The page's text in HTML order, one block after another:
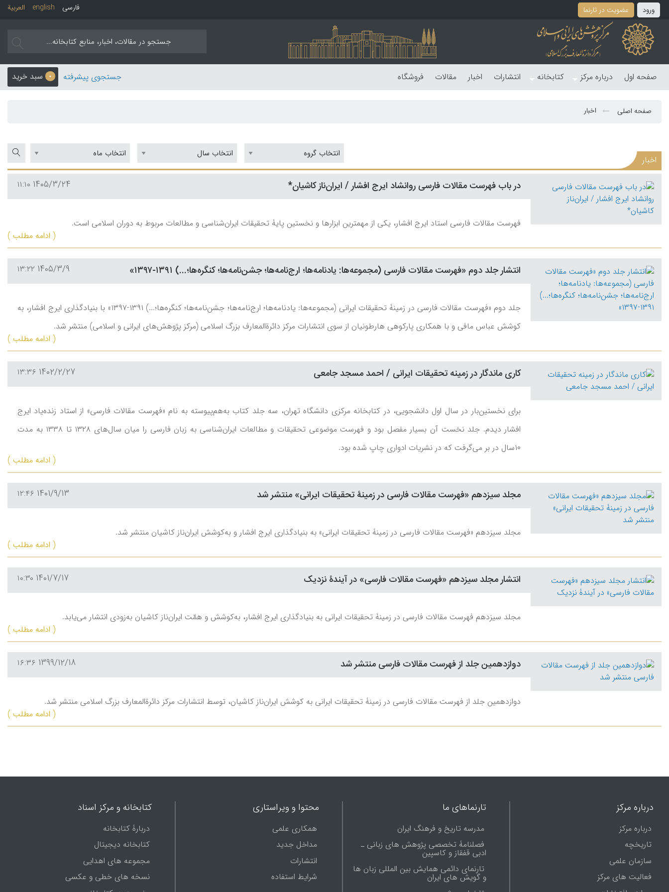
ورود عضویت در تارنما العربیة english فارسی
صفحه اول درباره مرکز کتابخانه انتشارات اخبار مقالات فروشگاه 0 سبد خرید جستجوی پیشرفته
صفحه اصلی اخبار
اخبار
در باب فهرست مقالات فارسی روانشاد ایرج افشار / ایران‌ناز کاشیان* 1405/3/24 ۱۱:۱۰
فهرست مقالات فارسی استاد ایرج افشار، یکی از مهمترین ابزارها و نخستین پایۀ تحقیقات ایران‌‎شناسی و مطالعات مربوط به دوران اسلامی است.
( ادامه مطلب )
انتشار جلد دوم «فهرست مقالات فارسی (مجموعه‌ها: یادنامه‌ها؛ ارج‌نامه‌ها؛ جشن‌نامه‌ها؛ کنگره‌ها؛...) ۱۳۹۱-۱۳۹۷» 1405/3/9 ۱۳:۲۲
جلد دوم «فهرست مقالات فارسی در زمینۀ تحقیقات ایرانی (مجموعه‌ها: یادنامه‌ها؛ ارج‌نامه‌ها؛ جشن‌نامه‌ها؛ کنگره‌ها؛...) ۱۳۹۱-۱۳۹۷» با بنیادگذاری ایرج افشار، به
کوشش عباس مافی و با همکاری پارکوهی هارطونیان از سوی انتشارات مرکز دائرة‌المعارف بزرگ اسلامی (مرکز پژوهش‌های ایرانی و اسلامی) منتشر ‌شد.
( ادامه مطلب )
کاری ماندگار در زمینه تحقیقات ایرانی / احمد مسجد جامعی 1402/2/27 ۱۳:۳۶
برای نخستین‌بار در سال اول دانشجویی، در کتابخانه مرکزی دانشگاه تهران، سه جلد کتاب به‌هم‌پیوسته به نام «فهرست مقالات فارسی» از استاد زنده‌یاد ایرج
افشار دیدم. جلد نخست آن بسیار مفصل بود و فهرست موضوعی تحقیقات و مطالعات ایران‌شناسی به زبان فارسی را میان سال‌های ۱۳۲۸ تا ۱۳۳۸ به مدت
۱۰سال در بر می‌گرفت که در نشریات ادواری چاپ شده بود.
( ادامه مطلب )
مجلد سیزدهم «فهرست مقالات فارسی در زمینۀ تحقیقات ایرانی» منتشر شد 1401/9/13 ۱۲:۴۶
مجلد سیزدهم «فهرست مقالات فارسی در زمینۀ تحقیقات ایرانی» به بنیادگذاری ایرج افشار و به‌کوشش ایران‌ناز کاشیان منتشر شد.
( ادامه مطلب )
انتشار مجلد سیزدهم «فهرست مقالات فارسی» در آیندۀ نزدیک 1401/7/17 ۱۰:۳۰
مجلد سیزدهم فهرست مقالات فارسی در زمینۀ تحقیقات ایرانی به بنیادگذاری ایرج افشار، به‌کوشش و همّت ایران‌ناز کاشیان به‌زودی انتشار می‌یابد.
( ادامه مطلب )
دوازدهمین جلد از فهرست مقالات فارسی منتشر شد 1399/12/18 ۱۶:۳۶
دوازدهمین جلد از فهرست مقالات فارسی در زمینۀ تحقیقات ایرانی به کوشش ایران‌ناز کاشیان، توسط انتشارات مرکز دائرةالمعارف بزرگ اسلامی منتشر شد.
( ادامه مطلب )
درباره مرکز
درباره مرکز
تاریخچه
سازمان علمی
فعالیت های مرکز
تارنماهای ما
مدرسه تاریخ و فرهنگ ایران
فصلنامۀ تخصصی پژوهش های زبانی ـ
ادبی قفقاز و کاسپین
تارنمای دائمی همایش بین المللی زبان ها
و گویش های ایران
محتوا و ویراستاری
همکاری علمی
مداخل جدید
انتشارات
شرایط استفاده
کتابخانه و مرکز اسناد
دربارۀ کتابخانه
کتابخانه دیجیتال
مجموعه های اهدایی
نسخه های خطی و عکسی